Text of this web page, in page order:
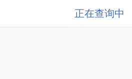
正在查询中